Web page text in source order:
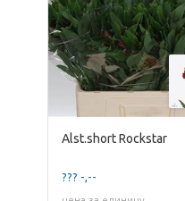
Alst.short Rockstar
??? -,--